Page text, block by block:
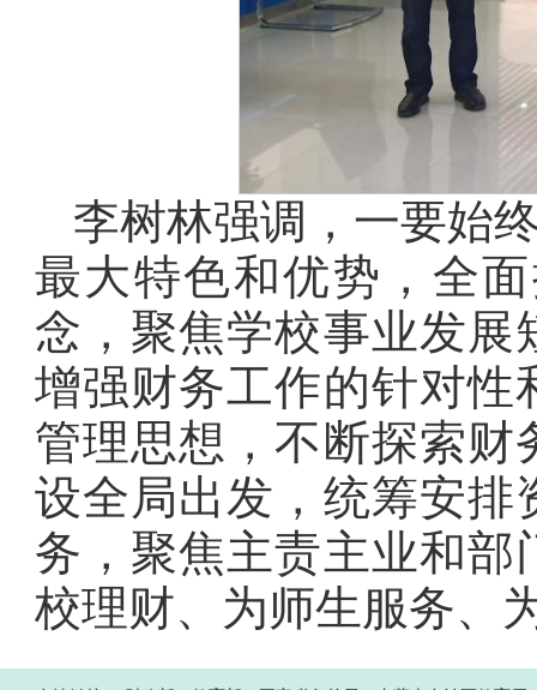
李树林强调，一要始
最大特色和优势，全
念，聚焦学校事业发展
增强财务工作的针对性
管理思想，不断探索财
设全局出发，统筹安排
务，聚焦主责主业和部
校理财、为师生服务、